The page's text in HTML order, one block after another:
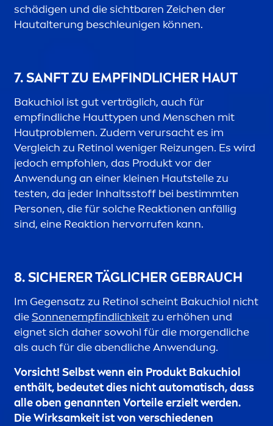
schädigen und die sichtbaren Zeichen der
Hautalterung beschleunigen können.
7. SANFT ZU EMPFINDLICHER HAUT
Bakuchiol ist gut verträglich, auch für
empfindliche Hauttypen und Menschen mit
Hautproblemen. Zudem verursacht es im
Vergleich zu Retinol weniger Reizungen. Es wird
jedoch empfohlen, das Produkt vor der
Anwendung an einer kleinen Hautstelle zu
testen, da jeder Inhaltsstoff bei bestimmten
Personen, die für solche Reaktionen anfällig
sind, eine Reaktion hervorrufen kann.
8. SICHERER TÄGLICHER GEBRAUCH
Im Gegensatz zu Retinol scheint Bakuchiol nicht
dieSonnenempfindlichkeitzu erhöhen und
eignet sich daher sowohl für die morgendliche
als auch für die abendliche Anwendung.
Vorsicht! Selbst wenn ein Produkt Bakuchiol
enthält, bedeutet dies nicht automatisch, dass
alle oben genannten Vorteile erzielt werden.
Die Wirksamkeit ist von verschiedenen